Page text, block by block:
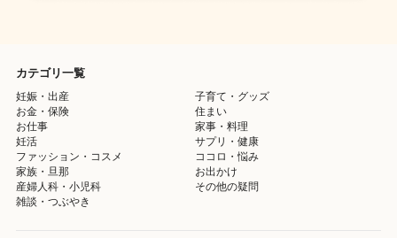
カテゴリ一覧
妊娠・出産
子育て・グッズ
お金・保険
住まい
お仕事
家事・料理
妊活
サプリ・健康
ファッション・コスメ
ココロ・悩み
家族・旦那
お出かけ
産婦人科・小児科
その他の疑問
雑談・つぶやき